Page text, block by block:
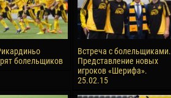
болельщиков
Встреча с болельщиками.
Представление новых
игроков «Шерифа».
25.02.15